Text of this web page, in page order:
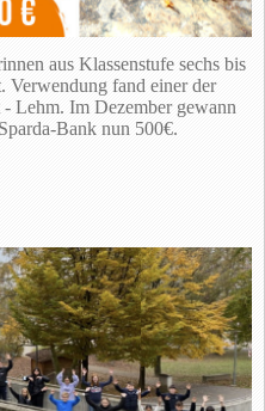
aus Klassenstufe sechs bis
Verwendung fand einer der
Lehm. Im Dezember gewann
Bank nun 500€.